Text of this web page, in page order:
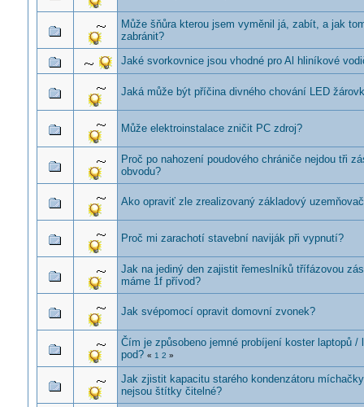
Může šňůra kterou jsem vyměnil já, zabít, a jak
zabránit?
Jaké svorkovnice jsou vhodné pro Al hliníkové
Jaká může být příčina divného chování LED
Může elektroinstalace zničit PC zdroj?
Proč po nahození poudového chrániče nejdou tři
obvodu?
Ako opraviť zle zrealizovaný základový
Proč mi zarachotí stavební naviják při vypnutí?
Jak na jediný den zajistit řemeslníků třífázovou
máme 1f přívod?
Jak svépomocí opravit domovní zvonek?
Čím je způsobeno jemné probíjení koster laptopů /
pod? « 1 2 »
Jak zjistit kapacitu starého kondenzátoru
nejsou štítky čitelné?